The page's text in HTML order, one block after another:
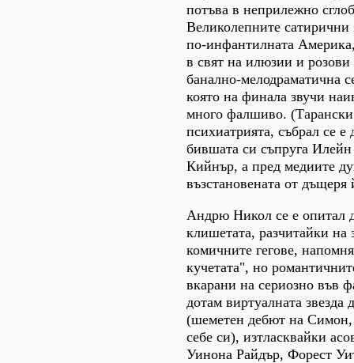
потъва в неприлежно
Великолепните сатирични
по-инфантилната
в свят на илюзии и розови
банално-мелодраматична
която на финала звучи
много фалшиво. (Тарански
психиатрията, събрал се е
бившата си съпруга
Кийнър, а пред медиите
възстановената от
Андрю Никол се е опитал
клишетата, разчитайки на
комичните гегове,
кучетата", но
вкарани на сериозно във
дотам виртуалната звезда
(шеметен дебют на Симон,
себе си), изтласквайки
Уинона Райдър, Форест